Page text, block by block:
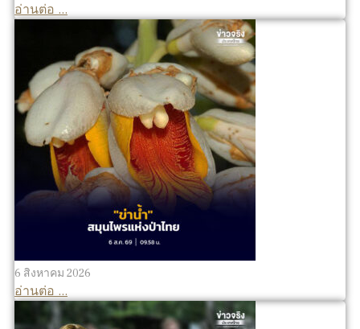
อ่านต่อ ...
6 สิงหาคม 2026
อ่านต่อ ...